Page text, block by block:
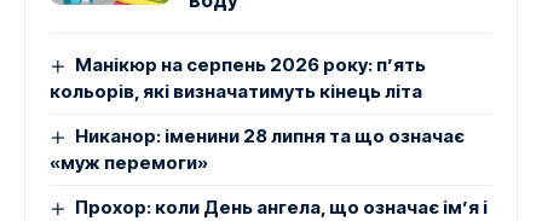
Манікюр на серпень 2026 року: п’ять
кольорів, які визначатимуть кінець літа
Никанор: іменини 28 липня та що означає
«муж перемоги»
Прохор: коли День ангела, що означає ім’я і